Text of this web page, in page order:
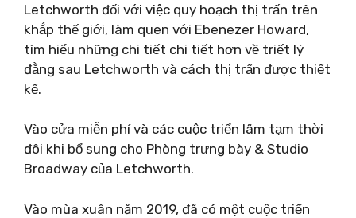
Letchworth đối với việc quy hoạch thị trấn trên
khắp thế giới, làm quen với Ebenezer Howard,
tìm hiểu những chi tiết chi tiết hơn về triết lý
đằng sau Letchworth và cách thị trấn được thiết
kế.
Vào cửa miễn phí và các cuộc triển lãm tạm thời
đôi khi bổ sung cho Phòng trưng bày & Studio
Broadway của Letchworth.
Vào mùa xuân năm 2019, đã có một cuộc triển